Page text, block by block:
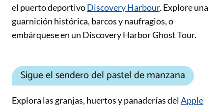
el puerto deportivoDiscovery Harbour. Explore una
guarnición histórica, barcos y naufragios, o
embárquese en un Discovery Harbor Ghost Tour.
Sigue el sendero del pastel de manzana
Explora las granjas, huertos y panaderías delApple